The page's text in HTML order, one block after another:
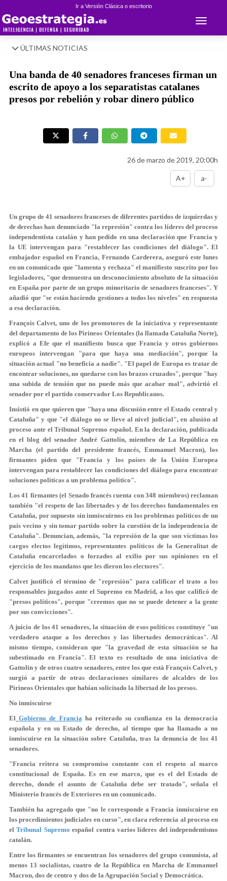
Ir a Versión Clásica o escritorio
Toggle
ÚLTIMAS NOTICIAS
Una banda de 40 senadores franceses firman un
escrito de apoyo a los separatistas catalanes
presos por rebelión y robar dinero público
26 de marzo de 2019, 20:00h
A+ a-
Un grupo de 41 senadores franceses de diferentes partidos de izquierdas y
de derechas han denunciado "la represión" contra los líderes del proceso
independentista catalán y han pedido en una declaración que Francia y
la UE intervengan para "restablecer las condiciones del diálogo". El
embajador español en Francia, Fernando Carderera, aseguró este lunes
en un comunicado que "lamenta y rechaza" el manifiesto suscrito por los
legisladores, "que demuestra un desconocimiento absoluto de la situación
en España por parte de un grupo minoritario de senadores franceses". Y
añadió que "se están haciendo gestiones a todos los niveles" en respuesta
a esa declaración.
François Calvet, uno de los promotores de la iniciativa y representante
del departamento de los Pirineos Orientales (la llamada Cataluña Norte),
explicó a Efe queel manifiesto busca que Francia y otros gobiernos
europeos intervengan"para que haya una mediación", porque la
situación actual "no beneficia a nadie". "El papel de Europa es tratar de
encontrar soluciones, no quedarse con los brazos cruzados", porque "hay
una subida de tensión que no puede más que acabar mal", advirtió el
senador por el partido conservador Los Republicanos.
Insistió en que quieren que "haya una discusión entre el Estado central y
Cataluña" y que "el diálogo no se lleve al nivel judicial", en alusión al
proceso ante el Tribunal Supremo español. En la declaración, publicada
en el blog del senador André Gattolin, miembro de La República en
Marcha (el partido del presidente francés, Emmanuel Macron), los
firmantes piden que "Francia y los países de la Unión Europea
intervengan para restablecer las condiciones del diálogo para encontrar
soluciones políticas a un problema político".
Los 41 firmantes (el Senado francés cuenta con 348 miembros) reclaman
también "el respeto de las libertades y de los derechos fundamentales en
Cataluña, por supuesto sin inmiscuirnos en los problemas políticos de un
país vecino y sin tomar partido sobre la cuestión de la independencia de
Cataluña". Denuncian, además, "la represión de la que son víctimas los
cargos electos legítimos, representantes políticos de la Generalitat de
Cataluña encarcelados o forzados al exilio por sus opiniones en el
ejercicio de los mandatos que les dieron los electores".
Calvet justificó el término de "represión" para calificar el trato a los
responsables juzgados ante el Supremo en Madrid, a los que calificó de
"presos políticos", porque "creemos que no se puede detener a la gente
por sus convicciones".
A juicio de los 41 senadores, la situación de esos políticos constituye "un
verdadero ataque a los derechos y las libertades democráticas". Al
mismo tiempo, consideran que "la gravedad de esta situación se ha
subestimado en Francia".El texto es resultado de una iniciativa de
Gattolin y de otros cuatro senadores, entre los que está François Calvet, y
surgió a partir de otras declaraciones similares de alcaldes de los
Pirineos Orientales que habían solicitado la libertad de los presos.
No inmiscuirse
El Gobierno de Franciaha reiterado su confianza en la democracia
española y en su Estado de derecho, al tiempo que ha llamado a no
inmiscuirse en la situación sobre Cataluña, tras la denuncia de los 41
senadores.
"Franciareitera su compromiso constante con el respeto al marco
constitucional de España. Es en ese marco, que es el delEstado de
derecho, donde el asunto de Cataluña debe ser tratado", señala el
Ministerio francés de Exteriores en un comunicado.
También ha agregado que "no le corresponde a Francia inmiscuirse en
los procedimientos judiciales en curso", en clara referencia al proceso en
elTribunal Supremo español contra varios líderes del independentismo
catalán.
Entre los firmantes se encuentran los senadores del grupo comunista, al
menos 13 socialistas, cuatro de la República en Marcha de Emmanuel
Macron, dos de centro y dos de la Agrupación Social y Democrática.